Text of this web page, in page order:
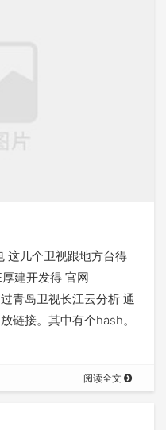
这几个卫视跟地方台得
建开发得 官网
青岛卫视长江云分析 通
链接。其中有个hash。
阅读全文